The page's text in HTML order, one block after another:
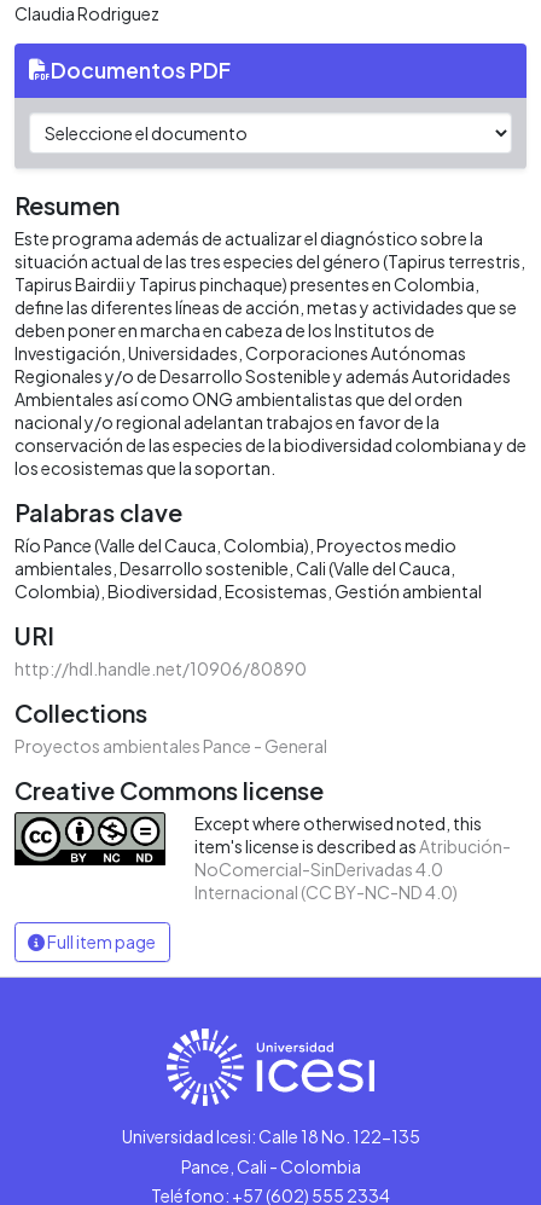
Claudia Rodriguez
Documentos PDF
Resumen
Este programa además de actualizar el diagnóstico sobre la
situación actual de las tres especies del género (Tapirus terrestris,
Tapirus Bairdii y Tapirus pinchaque) presentes en Colombia,
define las diferentes líneas de acción, metas y actividades que se
deben poner en marcha en cabeza de los Institutos de
Investigación, Universidades, Corporaciones Autónomas
Regionales y/o de Desarrollo Sostenible y además Autoridades
Ambientales así como ONG ambientalistas que del orden
nacional y/o regional adelantan trabajos en favor de la
conservación de las especies de la biodiversidad colombiana y de
los ecosistemas que la soportan.
Palabras clave
Río Pance (Valle del Cauca, Colombia) Proyectos medio
ambientales Desarrollo sostenible Cali (Valle del Cauca,
Colombia) Biodiversidad Ecosistemas Gestión ambiental
URI
http://hdl.handle.net/10906/80890
Collections
Proyectos ambientales Pance - General
Creative Commons license
Except where otherwised noted, this
item's license is described asAtribución-
NoComercial-SinDerivadas 4.0
Internacional (CC BY-NC-ND 4.0)
Full item page
Universidad Icesi: Calle 18 No. 122-135
Pance, Cali - Colombia
Teléfono: +57 (602) 555 2334